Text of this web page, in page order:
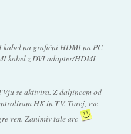
kabel na grafični HDMI na PC
kabel z DVI adapter/HDMI
se aktivira. Z daljincem od
HK in TV. Torej, vse
ven. Zanimiv tale arc